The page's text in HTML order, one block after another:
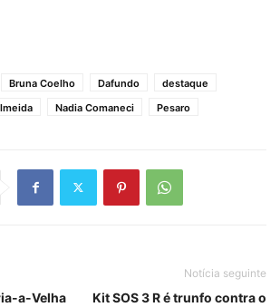
Bruna Coelho Dafundo
destaque
Nadia Comaneci Pesaro
a-Velha
Notícia seguinte
Kit SOS 3 R é trunfo contra o